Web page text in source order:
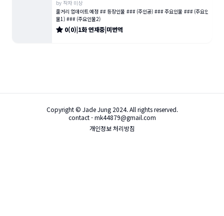
by 작자 미상
줄거리 업데이트 예정 ## 등장인물 ### (주인공) ### 주요인물 ### (주요인
물1) ### (주요인물2)
0(0)|1화연재중|미번역
Copyright © Jade Jung 2024. All rights reserved.
contact - mk44879@gmail.com
개인정보 처리방침